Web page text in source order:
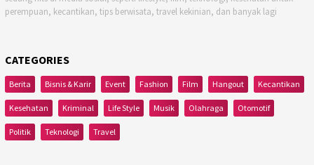
perempuan, kecantikan, tips berwisata, travel kekinian, dan banyak lagi
CATEGORIES
Berita Bisnis & Karir Event Fashion Film Hangout Kecantikan
Kesehatan Kriminal Life Style Musik Olahraga Otomotif
Politik Teknologi Travel